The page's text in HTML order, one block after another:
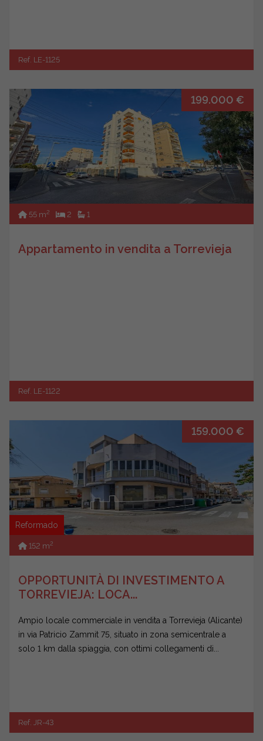
Ref. LE-1125
199.000 €
55 m2 2 1
Appartamento in vendita a Torrevieja
Ref. LE-1122
159.000 €
Reformado
152 m2
OPPORTUNITÀ DI INVESTIMENTO A
TORREVIEJA: LOCA...
Ampio locale commerciale in vendita a Torrevieja (Alicante)
in via Patricio Zammit 75, situato in zona semicentrale a
solo 1 km dalla spiaggia, con ottimi collegamenti di...
Ref. JR-43